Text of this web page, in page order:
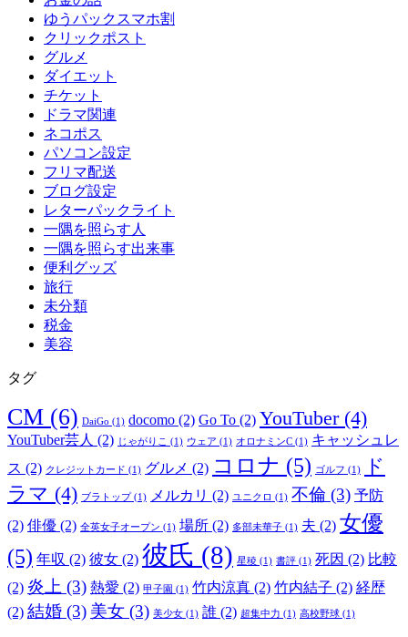
ゆうパックスマホ割
クリックポスト
グルメ
ダイエット
チケット
ドラマ関連
ネコポス
パソコン設定
フリマ配送
ブログ設定
レターパックライト
一隅を照らす人
一隅を照らす出来事
便利グッズ
旅行
未分類
税金
美容
タグ
CM (6) DaiGo (1) docomo (2) Go To (2) YouTuber(4)
YouTuber芸人 (2) じゃがりこ (1) ウェア (1) オロナミンC (1) キャッシュレ
ス (2) クレジットカード (1) グルメ (2) コロナ (5) ゴルフ (1)
ド
ラマ (4) ブラトップ(1) メルカリ (2) ユニクロ (1) 不倫 (3) 予防
(2) 俳優 (2) 全英女子オープン (1) 場所 (2) 多部未華子 (1) 夫 (2) 女優
(5) 年収 (2) 彼女 (2) 彼氏 (8) 星稜 (1) 書評 (1) 死因 (2) 比較
(2) 炎上 (3) 熱愛 (2) 甲子園 (1) 竹内涼真 (2) 竹内結子 (2) 経歴
(2) 結婚 (3) 美女 (3) 美少女 (1) 誰 (2) 超集中力 (1) 高校野球 (1)